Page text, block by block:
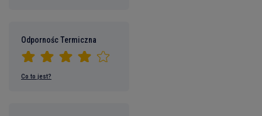
Odpornośc Termiczna
Co to jest?